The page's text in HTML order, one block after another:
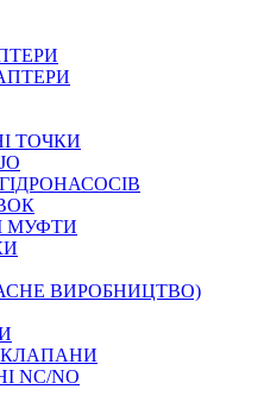
ТОЧКИ
МУФТИ
ВИРОБНИЦТВО)
КЛАПАНИ
NC/NO